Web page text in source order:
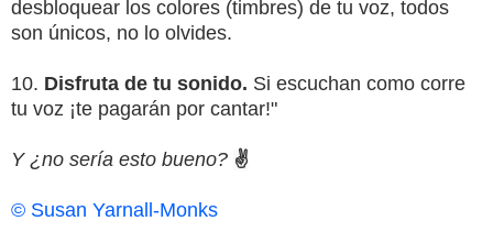
desbloquear los colores (timbres) de tu voz, todos
son únicos, no lo olvides.
10. Disfruta de tu sonido. Si escuchan como corre
tu voz ¡te pagarán por cantar!"
Y ¿no sería esto bueno? ✌
© Susan Yarnall-Monks